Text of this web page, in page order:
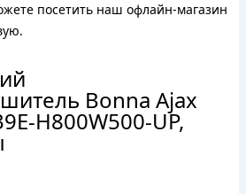
посетить наш офлайн-магазин
Bonna Ajax
H800W500-UP,